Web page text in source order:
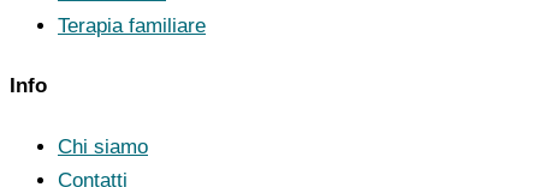
Terapia familiare
Info
Chi siamo
Contatti